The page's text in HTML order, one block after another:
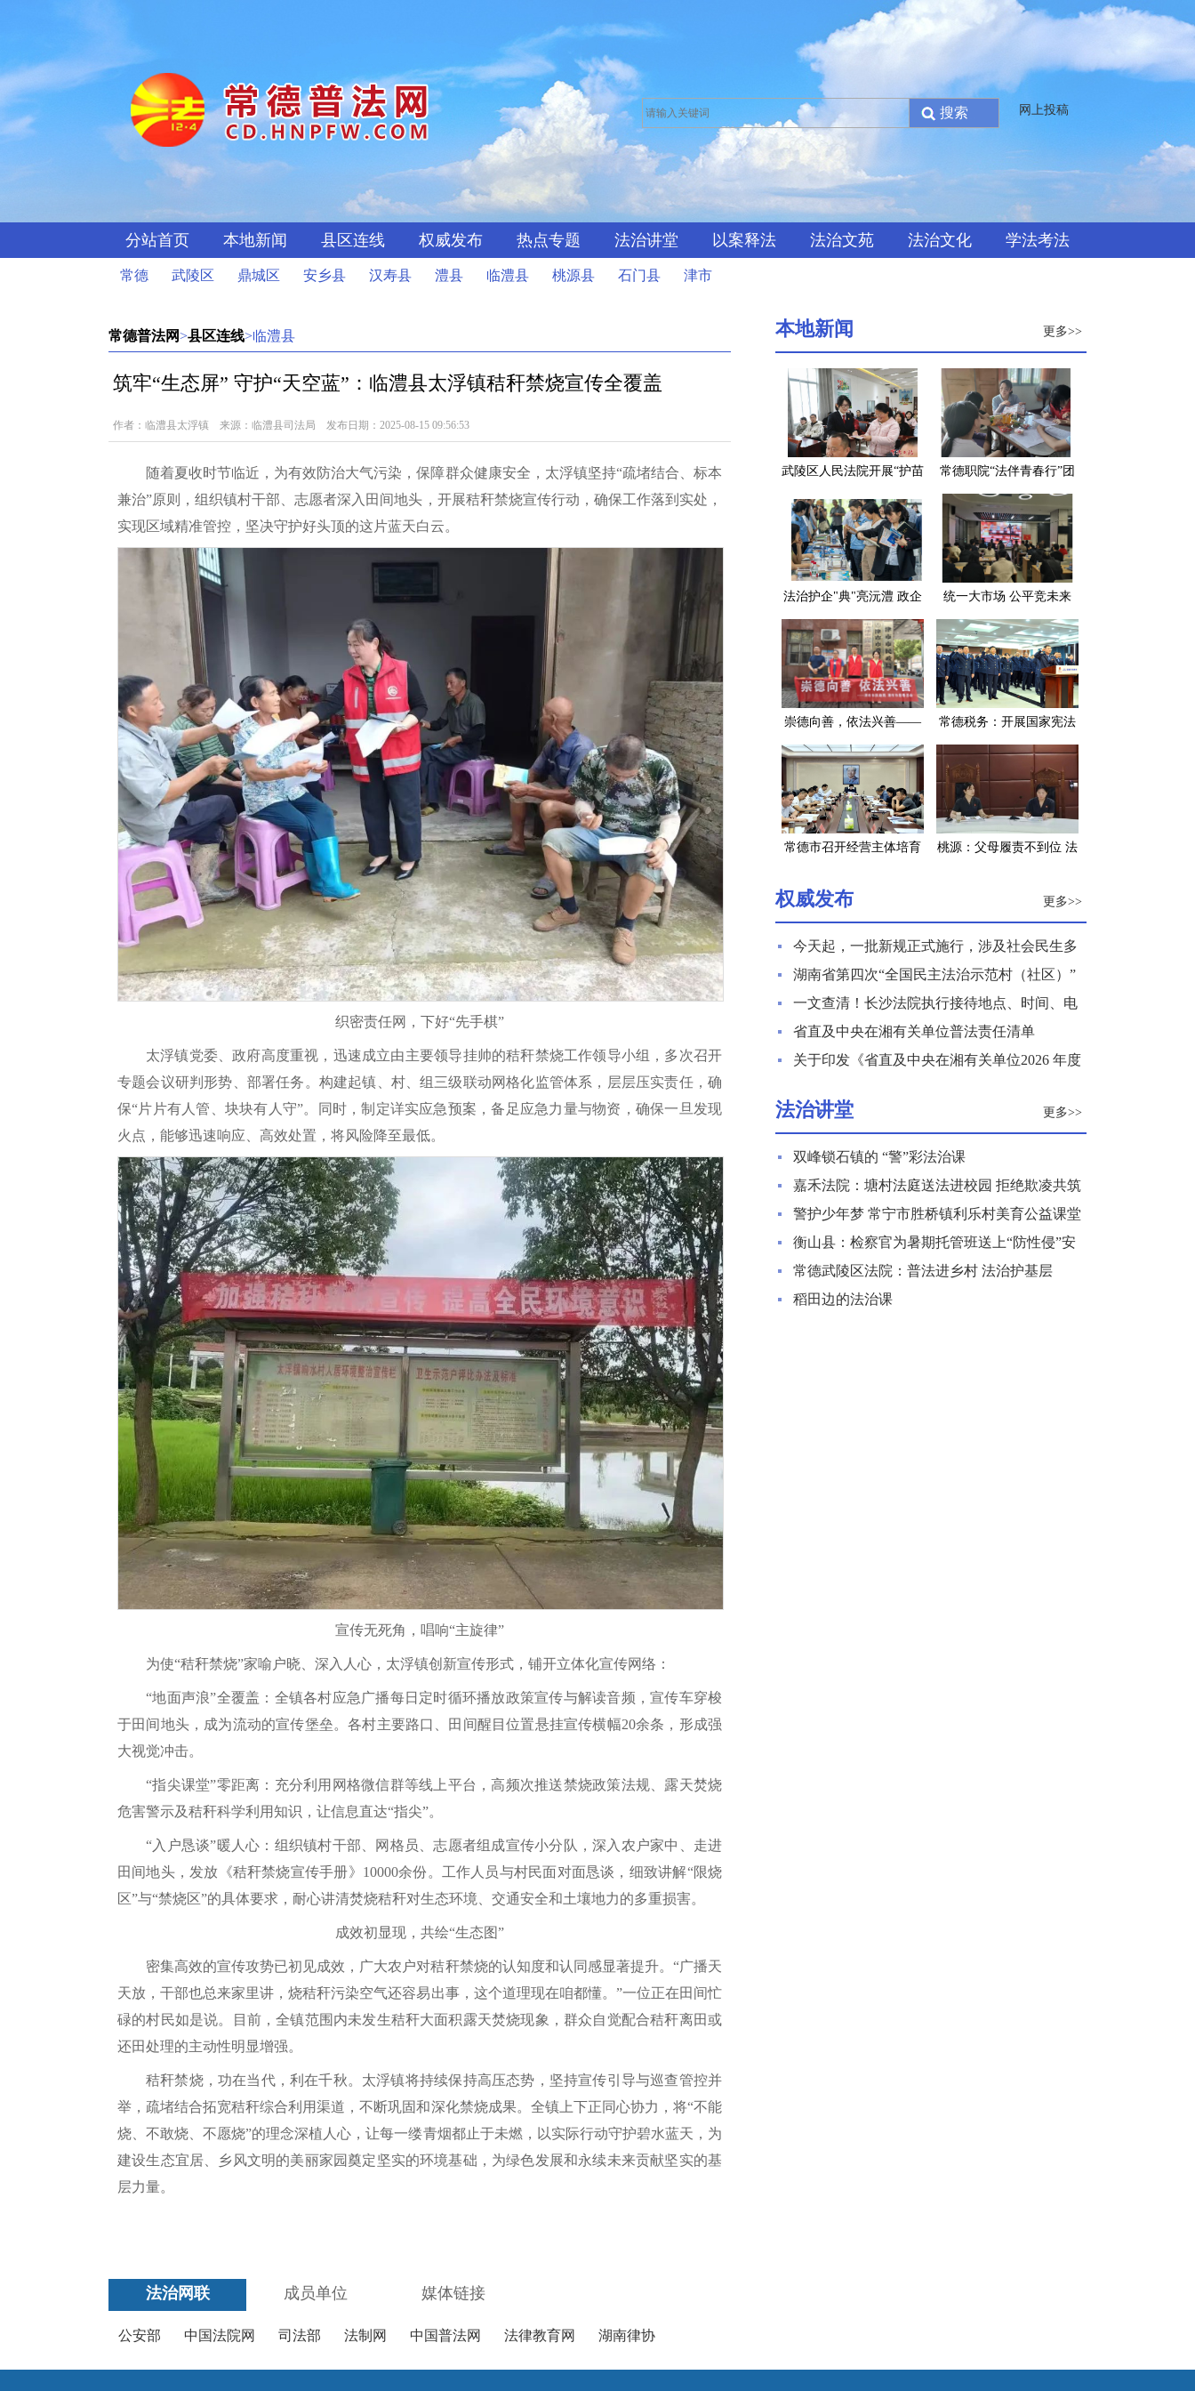
网上投稿
分站首页 本地新闻 县区连线 权威发布 热点专题 法治讲堂 以案释法 法治文苑 法治文化 学法考法
常德 武陵区 鼎城区 安乡县 汉寿县 澧县 临澧县 桃源县 石门县 津市
常德普法网>县区连线>临澧县
筑牢“生态屏” 守护“天空蓝”：临澧县太浮镇秸秆禁烧宣传全覆盖
作者：临澧县太浮镇 来源：临澧县司法局 发布日期：2025-08-15 09:56:53
随着夏收时节临近，为有效防治大气污染，保障群众健康安全，太浮镇坚持“疏堵结合、标本
兼治”原则，组织镇村干部、志愿者深入田间地头，开展秸秆禁烧宣传行动，确保工作落到实处，
实现区域精准管控，坚决守护好头顶的这片蓝天白云。
织密责任网，下好“先手棋”
太浮镇党委、政府高度重视，迅速成立由主要领导挂帅的秸秆禁烧工作领导小组，多次召开
专题会议研判形势、部署任务。构建起镇、村、组三级联动网格化监管体系，层层压实责任，确
保“片片有人管、块块有人守”。同时，制定详实应急预案，备足应急力量与物资，确保一旦发现
火点，能够迅速响应、高效处置，将风险降至最低。
宣传无死角，唱响“主旋律”
为使“秸秆禁烧”家喻户晓、深入人心，太浮镇创新宣传形式，铺开立体化宣传网络：
“地面声浪”全覆盖：全镇各村应急广播每日定时循环播放政策宣传与解读音频，宣传车穿梭
于田间地头，成为流动的宣传堡垒。各村主要路口、田间醒目位置悬挂宣传横幅20余条，形成强
大视觉冲击。
“指尖课堂”零距离：充分利用网格微信群等线上平台，高频次推送禁烧政策法规、露天焚烧
危害警示及秸秆科学利用知识，让信息直达“指尖”。
“入户恳谈”暖人心：组织镇村干部、网格员、志愿者组成宣传小分队，深入农户家中、走进
田间地头，发放《秸秆禁烧宣传手册》10000余份。工作人员与村民面对面恳谈，细致讲解“限烧
区”与“禁烧区”的具体要求，耐心讲清焚烧秸秆对生态环境、交通安全和土壤地力的多重损害。
成效初显现，共绘“生态图”
密集高效的宣传攻势已初见成效，广大农户对秸秆禁烧的认知度和认同感显著提升。“广播天
天放，干部也总来家里讲，烧秸秆污染空气还容易出事，这个道理现在咱都懂。”一位正在田间忙
碌的村民如是说。目前，全镇范围内未发生秸秆大面积露天焚烧现象，群众自觉配合秸秆离田或
还田处理的主动性明显增强。
秸秆禁烧，功在当代，利在千秋。太浮镇将持续保持高压态势，坚持宣传引导与巡查管控并
举，疏堵结合拓宽秸秆综合利用渠道，不断巩固和深化禁烧成果。全镇上下正同心协力，将“不能
烧、不敢烧、不愿烧”的理念深植人心，让每一缕青烟都止于未燃，以实际行动守护碧水蓝天，为
建设生态宜居、乡风文明的美丽家园奠定坚实的环境基础，为绿色发展和永续未来贡献坚实的基
层力量。
本地新闻 更多>>
武陵区人民法院开展“护苗
宣传活动
常德职院“法伴青春行”团
队入村普法 为留守儿童点
亮法治明灯
法治护企"典"亮沅澧 政企
携手共筑发展"防护墙"
统一大市场 公平竞未来
——常德市民政局多措并
举开展公平竞争审查工作
崇德向善，依法兴善——
常德市民政局组织开展第
九个“中华慈善日”系列主
题宣传活动
常德税务：开展国家宪法
日宪法宣誓活动
常德市召开经营主体培育
桃源：父母履责不到位 法
权威发布 更多>>
今天起，一批新规正式施行，涉及社会民生多
个领域
湖南省第四次“全国民主法治示范村（社区）”
复核结果公示
一文查清！长沙法院执行接待地点、时间、电
话来了
省直及中央在湘有关单位普法责任清单
关于印发《省直及中央在湘有关单位2026 年度
法治讲堂 更多>>
双峰锁石镇的 “警”彩法治课
嘉禾法院：塘村法庭送法进校园 拒绝欺凌共筑
和谐校园
警护少年梦 常宁市胜桥镇利乐村美育公益课堂
再度开课
衡山县：检察官为暑期托管班送上“防性侵”安
全课
常德武陵区法院：普法进乡村 法治护基层
稻田边的法治课
法治网联 成员单位 媒体链接
公安部 中国法院网 司法部 法制网 中国普法网 法律教育网 湖南律协